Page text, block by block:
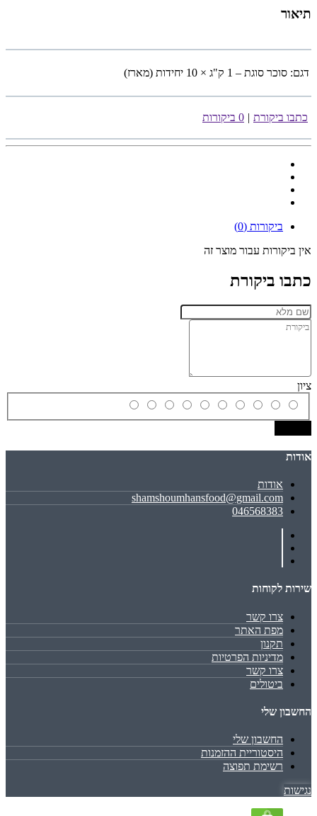
תיאור
דגם: סוכר סוגת – 1 ק"ג × 10 יחידות (מארז)
כתבו ביקורת | 0 ביקורות
ביקורות (0)
אין ביקורות עבור מוצר זה
כתבו ביקורת
ציון
אודות
אודות
shamshoumhansfood@gmail.com
046568383
שירות לקוחות
צרו קשר
מפת האתר
תקנון
מדיניות הפרטיות
צרו קשר
ביטולים
החשבון שלי
החשבון שלי
היסטוריית ההזמנות
רשימת תפוצה
נגישות